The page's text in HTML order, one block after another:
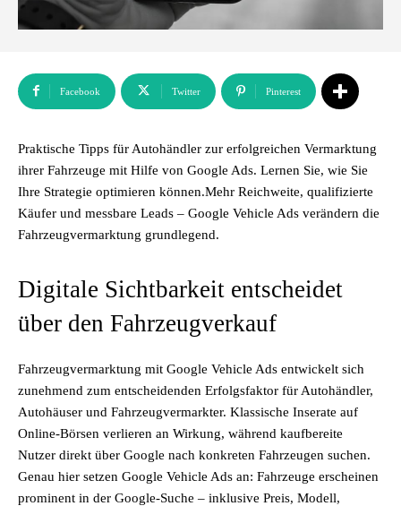
Facebook Twitter Pinterest
Praktische Tipps für Autohändler zur erfolgreichen Vermarktung
ihrer Fahrzeuge mit Hilfe von Google Ads. Lernen Sie, wie Sie
Ihre Strategie optimieren können.Mehr Reichweite, qualifizierte
Käufer und messbare Leads – Google Vehicle Ads verändern die
Fahrzeugvermarktung grundlegend.
Digitale Sichtbarkeit entscheidet
über den Fahrzeugverkauf
Fahrzeugvermarktung mit Google Vehicle Ads entwickelt sich
zunehmend zum entscheidenden Erfolgsfaktor für Autohändler,
Autohäuser und Fahrzeugvermarkter. Klassische Inserate auf
Online-Börsen verlieren an Wirkung, während kaufbereite
Nutzer direkt über Google nach konkreten Fahrzeugen suchen.
Genau hier setzen Google Vehicle Ads an: Fahrzeuge erscheinen
prominent in der Google-Suche – inklusive Preis, Modell,